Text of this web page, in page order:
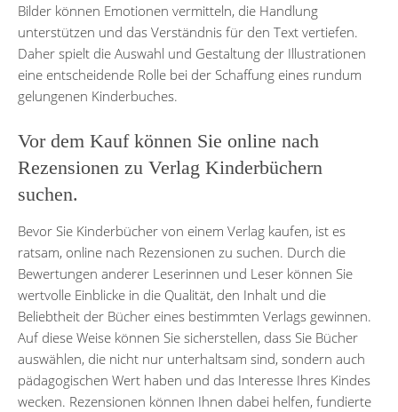
Bilder können Emotionen vermitteln, die Handlung
unterstützen und das Verständnis für den Text vertiefen.
Daher spielt die Auswahl und Gestaltung der Illustrationen
eine entscheidende Rolle bei der Schaffung eines rundum
gelungenen Kinderbuches.
Vor dem Kauf können Sie online nach
Rezensionen zu Verlag Kinderbüchern
suchen.
Bevor Sie Kinderbücher von einem Verlag kaufen, ist es
ratsam, online nach Rezensionen zu suchen. Durch die
Bewertungen anderer Leserinnen und Leser können Sie
wertvolle Einblicke in die Qualität, den Inhalt und die
Beliebtheit der Bücher eines bestimmten Verlags gewinnen.
Auf diese Weise können Sie sicherstellen, dass Sie Bücher
auswählen, die nicht nur unterhaltsam sind, sondern auch
pädagogischen Wert haben und das Interesse Ihres Kindes
wecken. Rezensionen können Ihnen dabei helfen, fundierte